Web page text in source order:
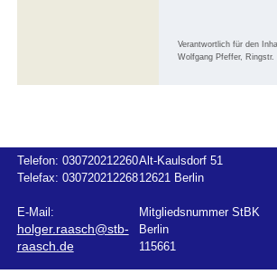
Verantwortlich für den
Wolfgang Pfeffer, Ringstr.
Telefon: 030720212260
Telefax: 030720212268
E-Mail:
holger.raasch@stb-
raasch.de
Alt-Kaulsdorf 51
12621 Berlin
Mitgliedsnummer StBK
Berlin
115661